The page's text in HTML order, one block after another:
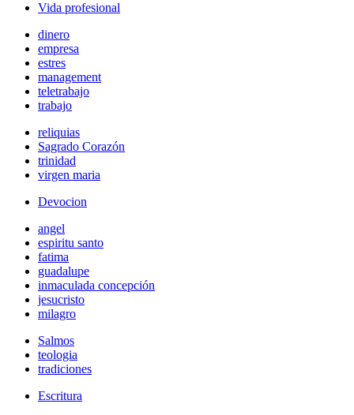
Vida profesional
dinero
empresa
estres
management
teletrabajo
trabajo
reliquias
Sagrado Corazón
trinidad
virgen maria
Devocion
angel
espiritu santo
fatima
guadalupe
inmaculada concepción
jesucristo
milagro
Salmos
teologia
tradiciones
Escritura